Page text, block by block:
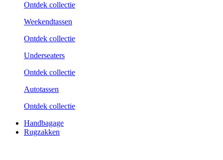
Ontdek collectie
Weekend­tassen
Ontdek collectie
Underseaters
Ontdek collectie
Autotassen
Ontdek collectie
Handbagage
Rugzakken